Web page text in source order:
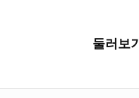
둘러보기